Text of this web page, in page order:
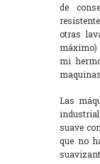
de
otras
máximo)
mi
maquinas.
Las
suave
que no